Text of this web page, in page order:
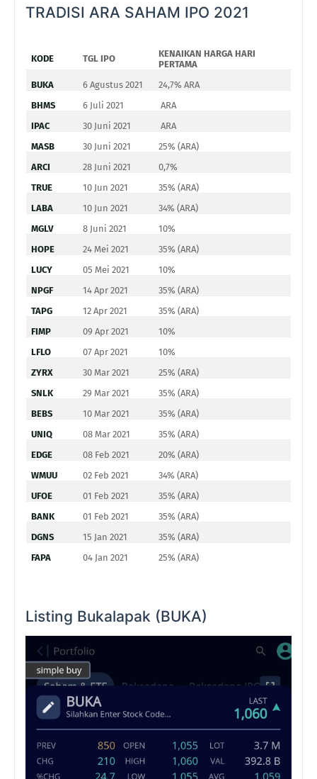
TRADISI ARA SAHAM IPO 2021
KODE TGL IPO
KENAIKAN HARGA HARI
PERTAMA
BUKA
6 Agustus 2021
24,7% ARA
BHMS
6 Juli 2021
ARA
IPAC
30 Juni 2021
ARA
MASB
30 Juni 2021
25% (ARA)
ARCI
28 Juni 2021
0,7%
TRUE
10 Jun 2021
35% (ARA)
LABA
10 Jun 2021
34% (ARA)
MGLV
8 Juni 2021
10%
HOPE
24 Mei 2021
35% (ARA)
LUCY
05 Mei 2021
10%
NPGF
14 Apr 2021
35% (ARA)
TAPG
12 Apr 2021
35% (ARA)
FIMP
09 Apr 2021
10%
LFLO
07 Apr 2021
10%
ZYRX
30 Mar 2021
25% (ARA)
SNLK
29 Mar 2021
35% (ARA)
BEBS
10 Mar 2021
35% (ARA)
UNIQ
08 Mar 2021
35% (ARA)
EDGE
08 Feb 2021
20% (ARA)
WMUU
02 Feb 2021
34% (ARA)
UFOE
01 Feb 2021
35% (ARA)
BANK
01 Feb 2021
35% (ARA)
DGNS
15 Jan 2021
35% (ARA)
FAPA
04 Jan 2021 25% (ARA)
Listing Bukalapak (BUKA)